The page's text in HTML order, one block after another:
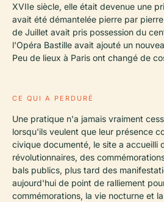
XVIIe siècle, elle était devenue une
avait été démantelée pierre par
de Juillet avait pris possession du
l'Opéra Bastille avait ajouté un
Peu de lieux à Paris ont changé de
CE QUI A PERDURÉ
Une pratique n'a jamais vraiment
lorsqu'ils veulent que leur présence
civique documenté, le site a accueilli
révolutionnaires, des
bals publics, plus tard des
aujourd'hui de point de ralliement
commémorations, la vie nocturne et